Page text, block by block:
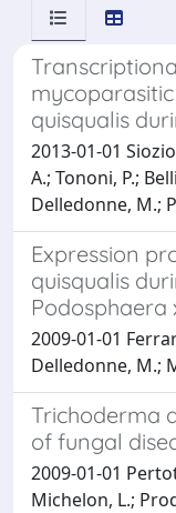
quisqualis
2013-01-01
A.; Tononi, P.;
Delledonne, M.;
Expression
quisqualis
Podosphaera
2009-01-01
Delledonne, M.;
Trichoderma
of fungal
2009-01-01
Michelon, L.;